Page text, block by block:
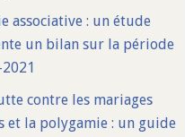
associative : un étude
un bilan sur la période
contre les mariages
et la polygamie : un guide